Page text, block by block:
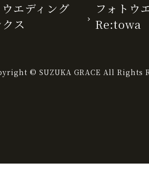
エディング
ス
フォトウ
Re:towa
© SUZUKA GRACE All Rights